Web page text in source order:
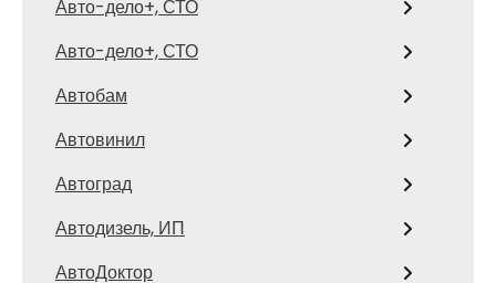
Авто-дело+, СТО
Авто-дело+, СТО
Автобам
Автовинил
Автоград
Автодизель, ИП
АвтоДоктор